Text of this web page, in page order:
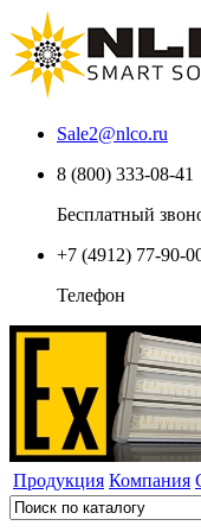
Sale2@nlco.ru
8 (800) 333-08-41
Бесплатный
+7 (4912) 77-90-
Телефон
Продукция Компания